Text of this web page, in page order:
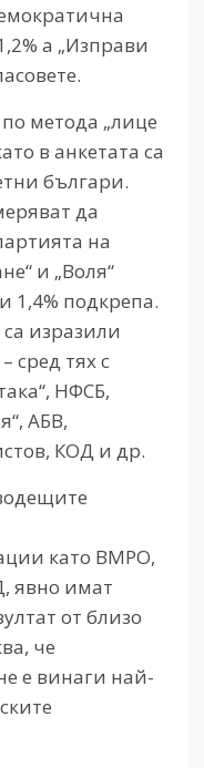
а „Изправи
метода „лице
в анкетата са
българи.
да
на
и „Воля“
1,4% подкрепа.
изразили
сред тях с
НФСБ,
АБВ,
КОД и др.
като ВМРО,
явно имат
от близо
че
е винаги най-